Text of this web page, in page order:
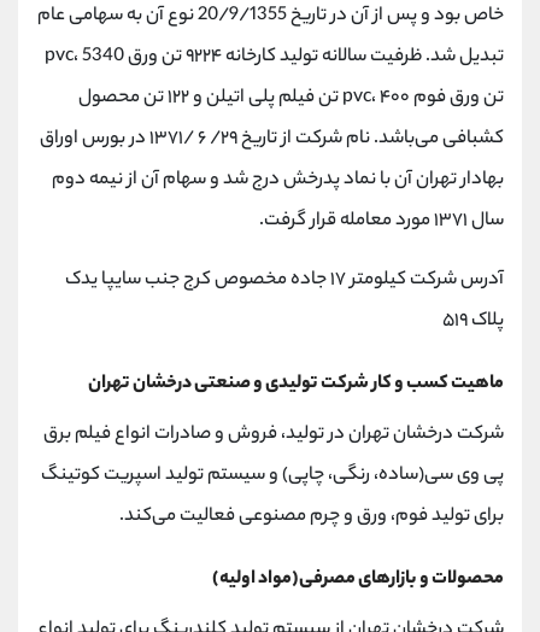
خاص بود و پس از آن در تاریخ 20/9/1355 نوع آن به سهامی عام
تبدیل شد. ظرفیت سالانه تولید کارخانه ۹۲۲۴ تن ورق pvc، 5340
تن ورق فوم pvc، ۴۰۰ تن فیلم پلی اتیلن و ۱۲۲ تن محصول
کشبافی می‌باشد. نام شرکت از تاریخ ۲۹/ ۶ /۱۳۷۱ در بورس اوراق
بهادار تهران آن با نماد پدرخش درج شد و سهام آن از نیمه دوم
سال ۱۳۷۱ مورد معامله قرار گرفت.
آدرس شرکت کیلومتر ۱۷ جاده مخصوص کرج جنب سایپا یدک
پلاک ۵۱۹
ماهیت کسب و کار شرکت تولیدی و صنعتی درخشان تهران
شرکت درخشان تهران در تولید، فروش و صادرات انواع فیلم برق
پی وی سی(ساده، رنگی، چاپی) و سیستم تولید اسپریت کوتینگ
برای تولید فوم، ورق و چرم مصنوعی فعالیت می‌کند.
محصولات و بازارهای مصرفی(مواد اولیه)